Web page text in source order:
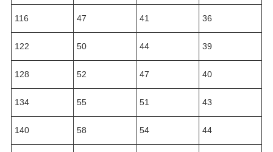
116 47 41 36
122 50 44 39
128 52 47 40
134 55 51 43
140 58 54 44